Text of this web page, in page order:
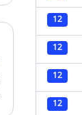
12
12
12
12